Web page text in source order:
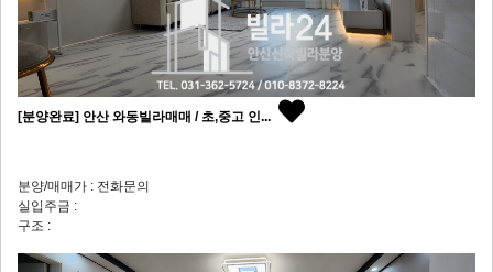
[분양완료] 안산 와동빌라매매 / 초,중고 인...
분양/매매가 : 전화문의
실입주금 :
구조 :